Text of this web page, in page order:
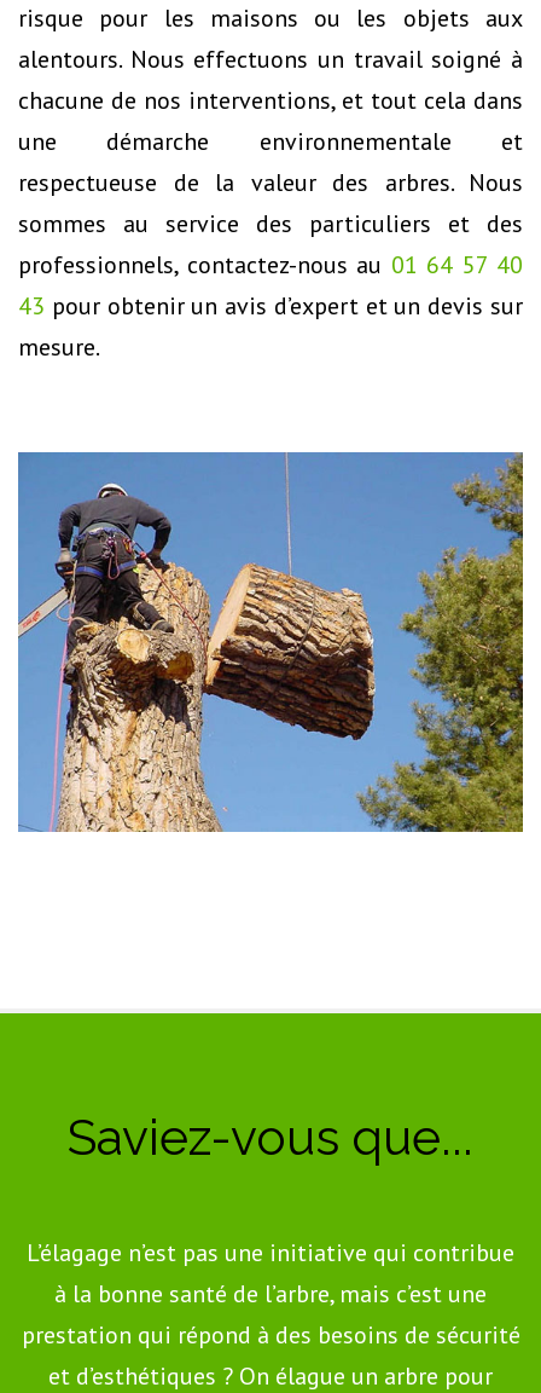
risque pour les maisons ou les objets aux
alentours. Nous effectuons un travail soigné à
chacune de nos interventions, et tout cela dans
une démarche environnementale et
respectueuse de la valeur des arbres. Nous
sommes au service des particuliers et des
professionnels, contactez-nous au 01 64 57 40
43 pour obtenir un avis d’expert et un devis sur
mesure.
Saviez-vous que...
L’élagage n’est pas une initiative qui contribue
à la bonne santé de l’arbre, mais c’est une
prestation qui répond à des besoins de sécurité
et d’esthétiques ? On élague un arbre pour